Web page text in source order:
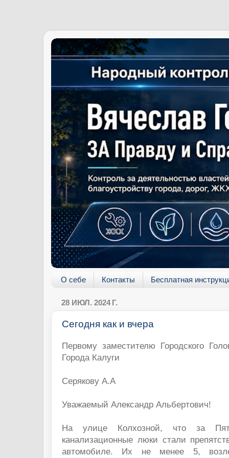
О себе Контакты Бесплатная
28 ИЮЛ. 2024 Г.
Сегодня как и вчера
Первому заместителю Городского
Города Калуги
Серякову А.А
Уважаемый Александр Альбертович!
На улице Колхозной, что за
канализационные люки стали
автомобиле. Их не менее 5,